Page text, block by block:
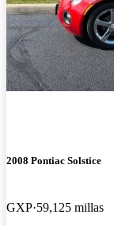
2008 Pontiac Solstice
GXP 59,125 millas